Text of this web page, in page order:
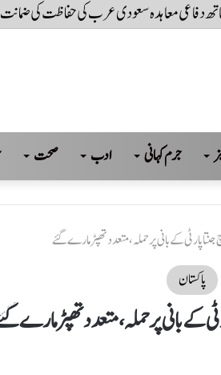
دفاعی معاہدہ سعودی عرب کی حفاظت کی ضمانت
جرم کہانی ادب صحت
پارٹی کے بانی پر حملہ، متعدد تھپڑ مارے گئے
پاکستان
کے بانی پر حملہ، متعدد تھپڑ مارے